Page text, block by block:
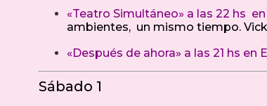
«Teatro Simultáneo» a las 22 hs
ambientes, un mismo tiempo.
«Después de ahora» a las 21 hs en
Sábado 1